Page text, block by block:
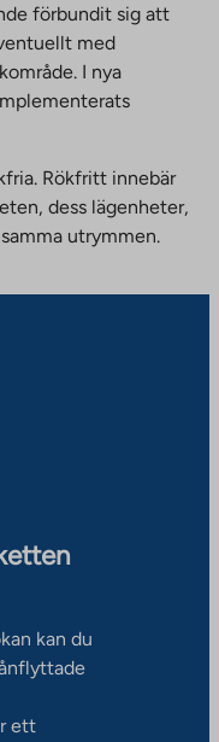
förbundit sig att
med
I nya
Rökfritt innebär
dess lägenheter,
utrymmen.
kan du
ett